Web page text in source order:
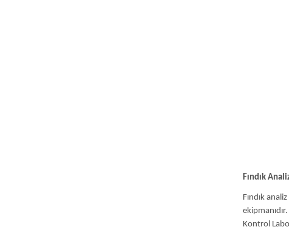
Fındık
Fındık
Kontrol